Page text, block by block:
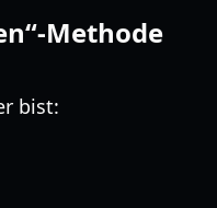
Methode
bist: